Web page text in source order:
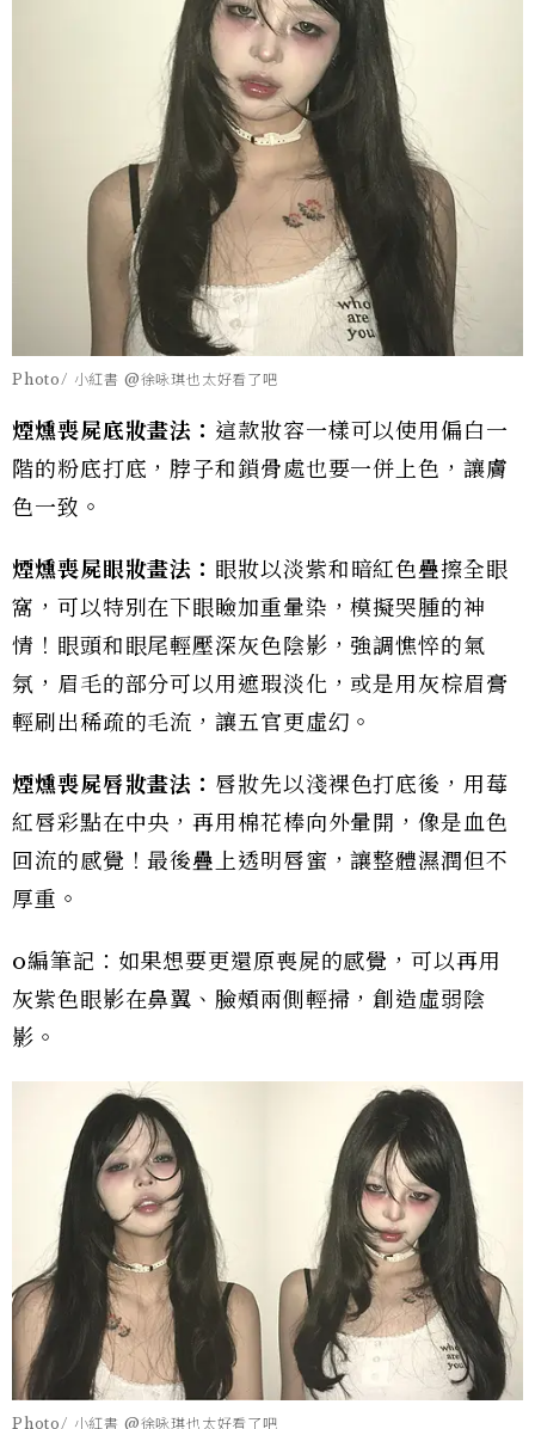
Photo/ 小紅書 @徐咏琪也太好看了吧
煙燻喪屍底妝畫法： 這款妝容一樣可以使用偏白一
階的粉底打底，脖子和鎖骨處也要一併上色，讓膚
色一致。
煙燻喪屍眼妝畫法： 眼妝以淡紫和暗紅色疊擦全眼
窩，可以特別在下眼瞼加重暈染，模擬哭腫的神
情！眼頭和眼尾輕壓深灰色陰影，強調憔悴的氣
氛，眉毛的部分可以用遮瑕淡化，或是用灰棕眉膏
輕刷出稀疏的毛流，讓五官更虛幻。
煙燻喪屍唇妝畫法： 唇妝先以淺裸色打底後，用莓
紅唇彩點在中央，再用棉花棒向外暈開，像是血色
回流的感覺！最後疊上透明唇蜜，讓整體濕潤但不
厚重。
o編筆記：如果想要更還原喪屍的感覺，可以再用
灰紫色眼影在鼻翼、臉頰兩側輕掃，創造虛弱陰
影。
Photo/ 小紅書 @徐咏琪也太好看了吧